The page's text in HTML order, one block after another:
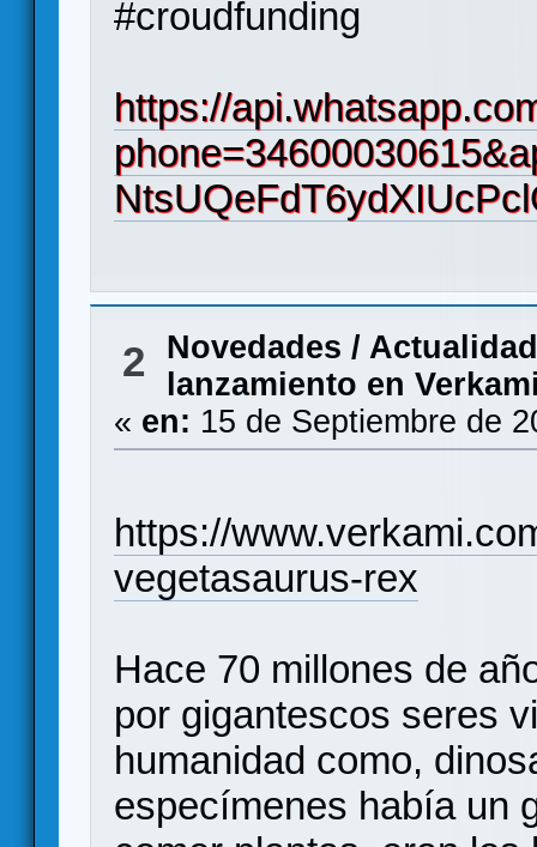
#croudfunding
https://
2
Novedades / Actualidad
lanzamiento en
« en: 15 de Septiembre de
https://
vegetasaurus-rex
Hace 70 millones de
por gigantescos seres
humanidad como,
especímenes había un